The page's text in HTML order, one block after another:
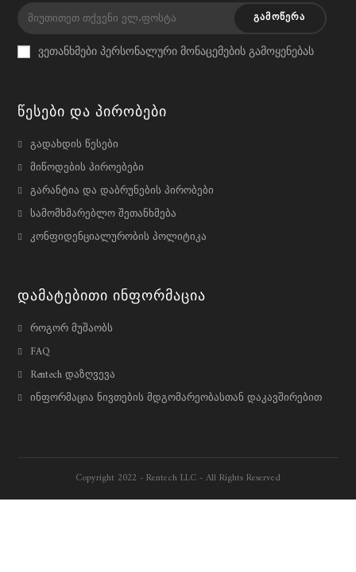
in
new
in
new
ᲒᲐᲛᲝᲬᲔᲠᲐ
ვეთანხმები პერსონალური მონაცემების გამოყენებას
Წესები Და Პირობები
გადახდის წესები
მიწოდების პიროებები
გარანტია და დაბრუნების პირობები
სამომხმარებლო შეთანხმება
კონფიდენციალურობის პოლიტიკა
Დამატებითი Ინფორმაცია
როგორ მუშაობს
FAQ
Rentech დაზღვევა
ინფორმაცია ნივთების მდგომარეობასთან დაკავშირებით
Copyright 2022 - Rentech LLC - All Rights Reserved